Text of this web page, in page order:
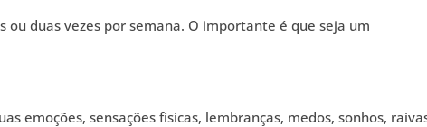
duas vezes por semana. O importante é que seja um
emoções, sensações físicas, lembranças, medos, sonhos,